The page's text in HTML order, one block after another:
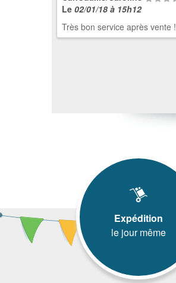
Le 02/01/18 à 15h12
Très bon service après vente !
Expédition
le jour même